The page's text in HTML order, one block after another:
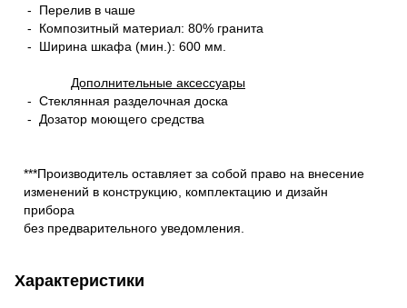
- Перелив в чаше
- Композитный материал: 80% гранита
- Ширина шкафа (мин.): 600 мм.
Дополнительные аксессуары
- Стеклянная разделочная доска
- Дозатор моющего средства
***Производитель оставляет за собой право на внесение
изменений в конструкцию, комплектацию и дизайн
прибора
без предварительного уведомления.
Характеристики